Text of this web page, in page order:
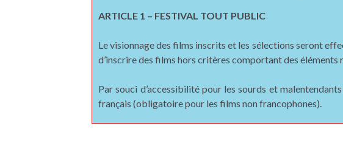
ARTICLE 1 – FESTIVAL TOUT PUBLIC
Le visionnage des films inscrits et les sélections seront
d’inscrire des films hors critères comportant des
Par souci d’accessibilité pour les sourds et
français (obligatoire pour les films non francophones).